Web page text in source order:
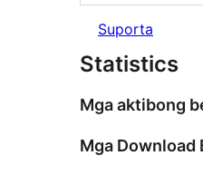
Suporta
Statistics
Mga aktibong
Mga Download